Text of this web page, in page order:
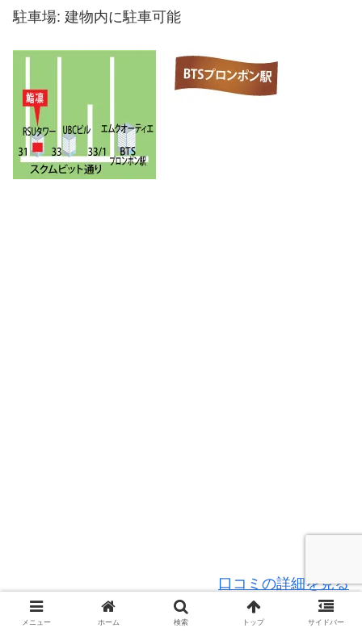
駐車場: 建物内に駐車可能
口コミの詳細を見る
メニュー ホーム 検索 トップ サイドバー